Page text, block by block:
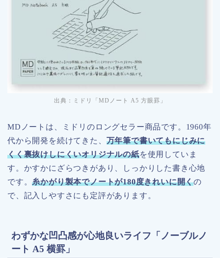
出典：ミドリ「MDノート A5 方眼罫」
MDノートは、ミドリのロングセラー商品です。1960年
代から開発を続けてきた、 万年筆で書いてもにじみに
くく裏抜けしにくいオリジナルの紙を使用していま
す。かすかにざらつきがあり、しっかりした書き心地
です。糸かがり製本でノートが180度きれいに開くの
で、記入しやすさにも定評があります。
わずかな凹凸感が心地良いライフ「ノーブルノ
ート A5 横罫」